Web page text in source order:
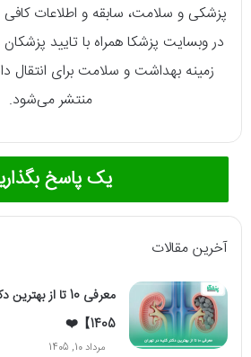
پزشکی و سلامت، سابقه و اطلاعات
در وبسایت پزشکا همراه با تایید
زمینه بهداشت و سلامت برای انتقال
منتشر می‌شود.
یک پاسخ
آخرین مقالات
معرفی 10 تا از
1405】❤️
مرداد 10, 1405